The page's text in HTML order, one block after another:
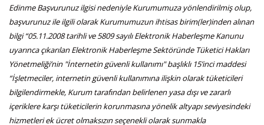
Edinme Başvurunuz ilgisi nedeniyle Kurumumuza yönlendirilmiş olup,
başvurunuz ile ilgili olarak Kurumumuzun ihtisas birim(ler)inden alınan
bilgi “05.11.2008 tarihli ve 5809 sayılı Elektronik Haberleşme Kanunu
uyarınca çıkarılan Elektronik Haberleşme Sektöründe Tüketici Hakları
Yönetmeliği’nin "İnternetin güvenli kullanımı" başlıklı 15’inci maddesi
“İşletmeciler, internetin güvenli kullanımına ilişkin olarak tüketicileri
bilgilendirmekle, Kurum tarafından belirlenen yasa dışı ve zararlı
içeriklere karşı tüketicilerin korunmasına yönelik altyapı seviyesindeki
hizmetleri ek ücret olmaksızın seçenekli olarak sunmakla